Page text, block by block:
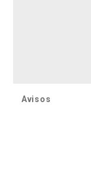
Avisos